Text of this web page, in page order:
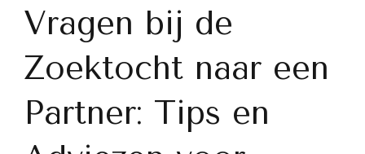
Vragen bij de
Zoektocht naar een
Partner: Tips en